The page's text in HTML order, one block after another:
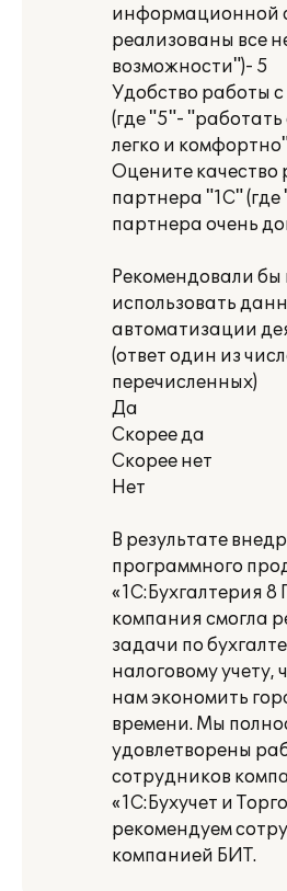
информационной
реализованы все
возможности")- 5
Удобство работы
(где "5"-
легко и
Оцените качество
партнера "1С"
партнера очень
Рекомендовали бы
использовать
автоматизации
(ответ один из
перечисленных)
Да
Скорее да
Скорее нет
Нет
В результате
программного
«1С:Бухгалтерия
компания смогла
задачи по
налоговому учету,
нам экономить
времени. Мы
удовлетворены
сотрудников
«1С:Бухучет и
рекомендуем
компанией БИТ.